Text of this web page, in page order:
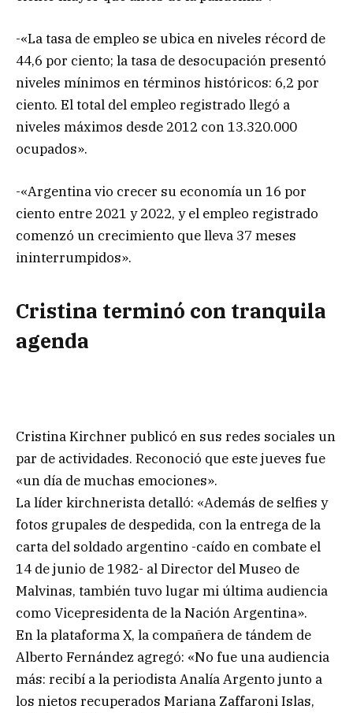
-«La tasa de empleo se ubica en niveles récord de
44,6 por ciento; la tasa de desocupación presentó
niveles mínimos en términos históricos: 6,2 por
ciento. El total del empleo registrado llegó a
niveles máximos desde 2012 con 13.320.000
ocupados».
-«Argentina vio crecer su economía un 16 por
ciento entre 2021 y 2022, y el empleo registrado
comenzó un crecimiento que lleva 37 meses
ininterrumpidos».
Cristina terminó con tranquila
agenda
Cristina Kirchner publicó en sus redes sociales un
par de actividades. Reconoció que este jueves fue
«un día de muchas emociones».
La líder kirchnerista detalló: «Además de selfies y
fotos grupales de despedida, con la entrega de la
carta del soldado argentino -caído en combate el
14 de junio de 1982- al Director del Museo de
Malvinas, también tuvo lugar mi última audiencia
como Vicepresidenta de la Nación Argentina».
En la plataforma X, la compañera de tándem de
Alberto Fernández agregó: «No fue una audiencia
más: recibí a la periodista Analía Argento junto a
los nietos recuperados Mariana Zaffaroni Islas,